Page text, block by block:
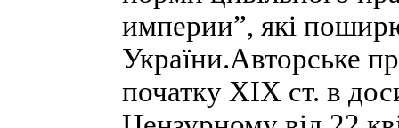
империи”, які
України.Авторське
початку XIX ст. в